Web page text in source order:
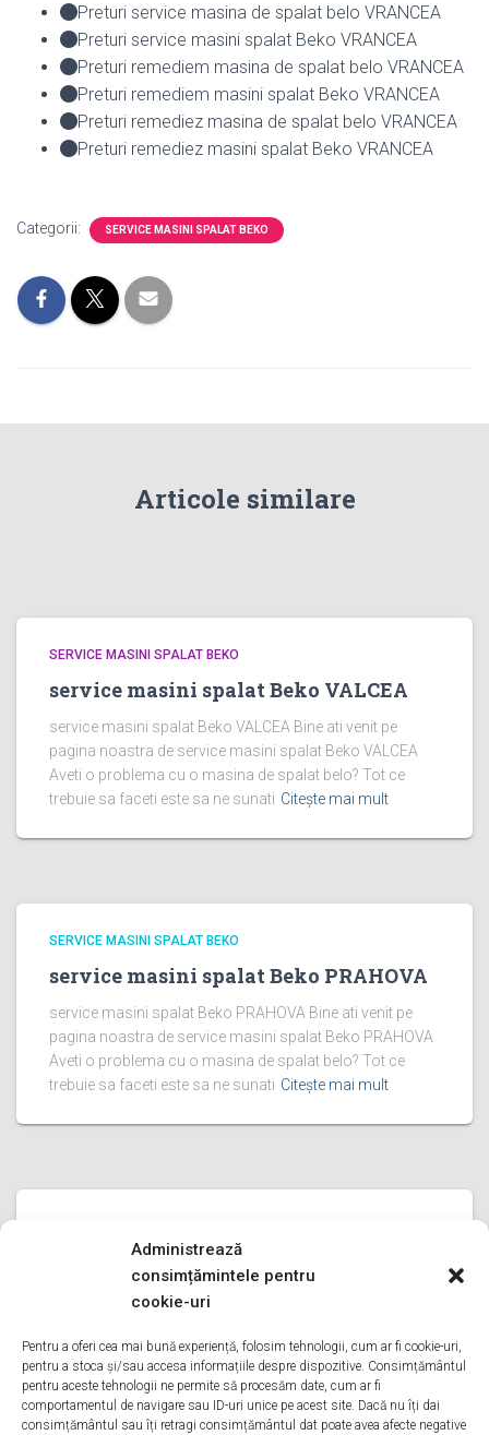
Administrează
consimțămintele pentru
cookie-uri
Pentru a oferi cea mai bună experiență, folosim tehnologii, cum ar fi cookie-uri,
pentru a stoca și/sau accesa informațiile despre dispozitive. Consimțământul
pentru aceste tehnologii ne permite să procesăm date, cum ar fi
comportamentul de navigare sau ID-uri unice pe acest site. Dacă nu îți dai
consimțământul sau îți retragi consimțământul dat poate avea afecte negative
Preturi service masina de spalat belo VRANCEA
Preturi service masini spalat Beko VRANCEA
Preturi remediem masina de spalat belo VRANCEA
Preturi remediem masini spalat Beko VRANCEA
Preturi remediez masina de spalat belo VRANCEA
Preturi remediez masini spalat Beko VRANCEA
Categorii: SERVICE MASINI SPALAT BEKO
Articole similare
SERVICE MASINI SPALAT BEKO
service masini spalat Beko VALCEA
service masini spalat Beko VALCEA Bine ati venit pe
pagina noastra de service masini spalat Beko VALCEA
Aveti o problema cu o masina de spalat belo? Tot ce
trebuie sa faceti este sa ne sunati Citește mai mult
SERVICE MASINI SPALAT BEKO
service masini spalat Beko PRAHOVA
service masini spalat Beko PRAHOVA Bine ati venit pe
pagina noastra de service masini spalat Beko PRAHOVA
Aveti o problema cu o masina de spalat belo? Tot ce
trebuie sa faceti este sa ne sunati Citește mai mult
service masini spalat Beko ILFOV
service masini spalat Beko ILFOV Bine ati venit pe pagina
problema cu o masina de spalat belo? Tot ce trebuie sa
faceti este sa ne sunati Citește mai mult